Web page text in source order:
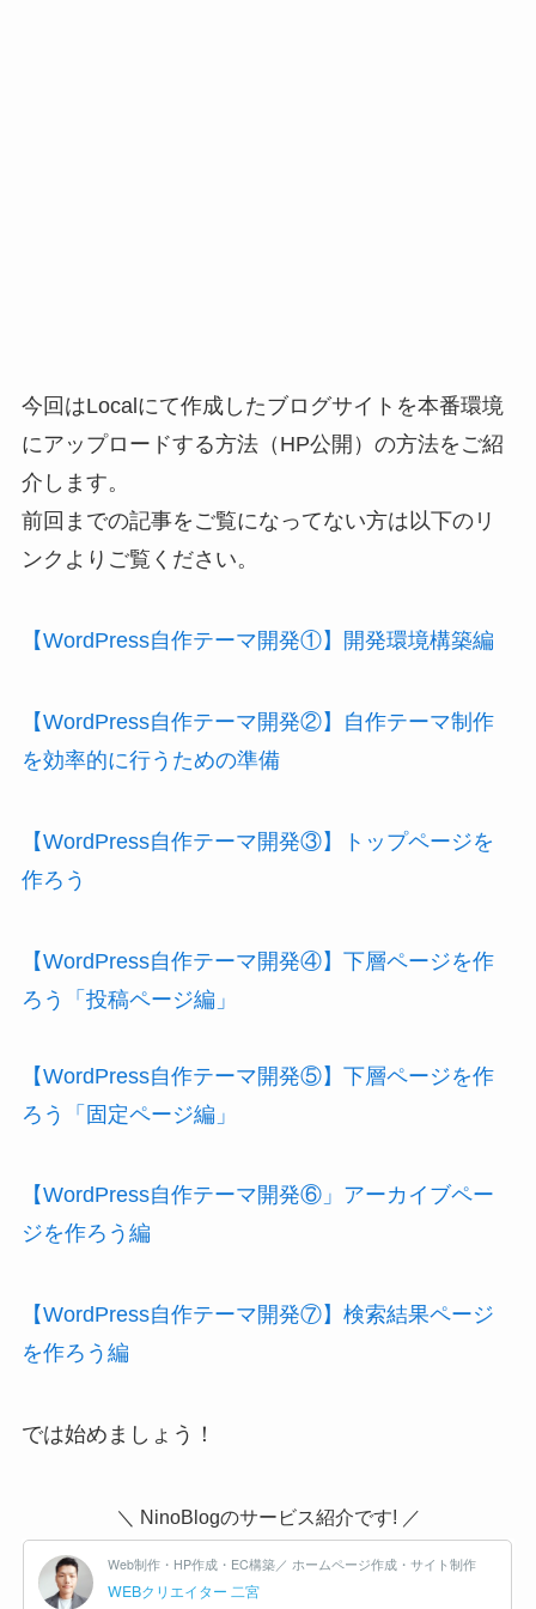
今回はLocalにて作成したブログサイトを本番環境
にアップロードする方法（HP公開）の方法をご紹
介します。
前回までの記事をご覧になってない方は以下のリ
ンクよりご覧ください。
【WordPress自作テーマ開発①】開発環境構築編
【WordPress自作テーマ開発②】自作テーマ制作
を効率的に行うための準備
【WordPress自作テーマ開発③】トップページを
作ろう
【WordPress自作テーマ開発④】下層ページを作
ろう「投稿ページ編」
【WordPress自作テーマ開発⑤】下層ページを作
ろう「固定ページ編」
【WordPress自作テーマ開発⑥」アーカイブペー
ジを作ろう編
【WordPress自作テーマ開発⑦】検索結果ページ
を作ろう編
では始めましょう！
＼ NinoBlogのサービス紹介です! ／